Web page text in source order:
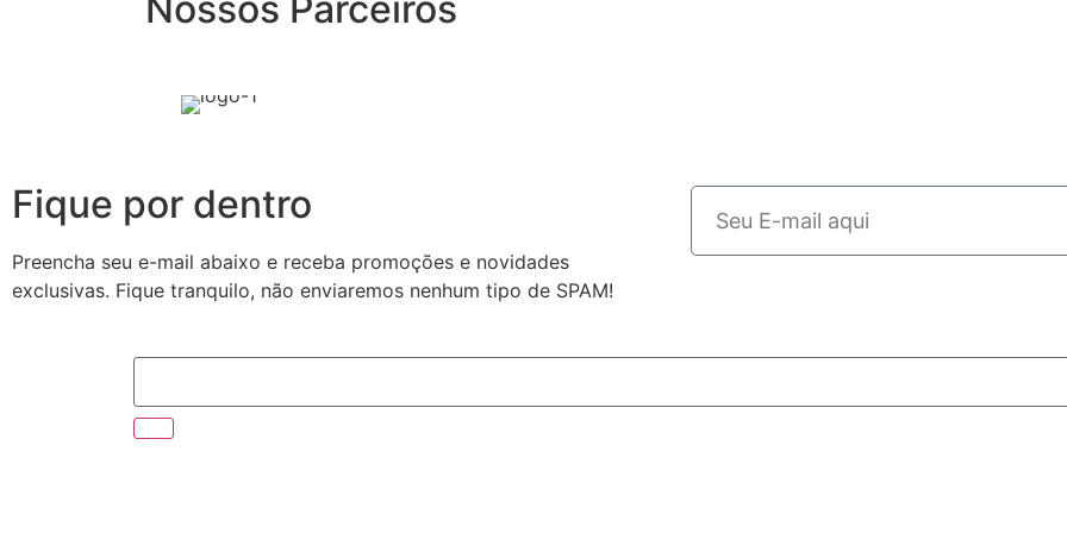
Fique por dentro
Preencha seu e-mail abaixo e receba promoções e novidades
exclusivas. Fique tranquilo, não enviaremos nenhum tipo de SPAM!